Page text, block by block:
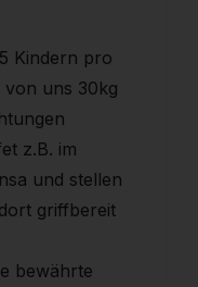
Kindern pro
von uns 30kg
z.B. im
und stellen
griffbereit
bewährte